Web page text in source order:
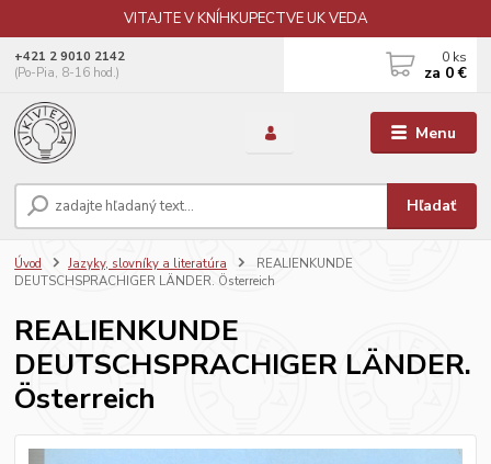
VITAJTE V KNÍHKUPECTVE UK VEDA
Menu
Hľadať
+421 2 9010 2142
(Po-Pia, 8-16 hod.)
0 ks
za 0 €
Úvod Jazyky, slovníky a literatúra
REALIENKUNDE
DEUTSCHSPRACHIGER LÄNDER. Österreich
REALIENKUNDE
DEUTSCHSPRACHIGER LÄNDER.
Österreich